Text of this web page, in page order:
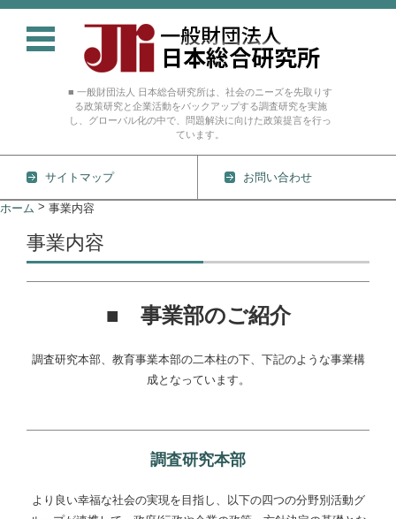
■ 一般財団法人 日本総合研究所は、社会のニーズを先取りす
る政策研究と企業活動をバックアップする調査研究を実施
し、グローバル化の中で、問題解決に向けた政策提言を行っ
ています。
サイトマップ
お問い合わせ
コンテンツに移動
ホーム > 事業内容
事業内容
■ 事業部のご紹介
調査研究本部、教育事業本部の二本柱の下、下記のような事業構
成となっています。
調査研究本部
より良い幸福な社会の実現を目指し、以下の四つの分野別活動グ